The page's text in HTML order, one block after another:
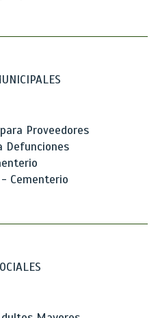
Proveedores
Defunciones
Cementerio